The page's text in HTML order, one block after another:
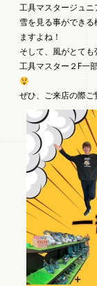
工具マスタージュニ
雪を見る事ができ
ますよね！
そして、風がとても
工具マスター２F一
ぜひ、ご来店の際ご